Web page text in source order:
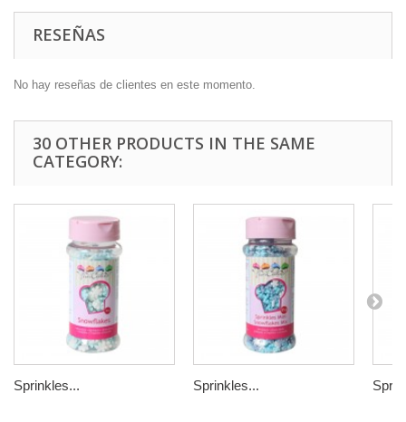
RESEÑAS
No hay reseñas de clientes en este momento.
30 OTHER PRODUCTS IN THE SAME
CATEGORY:
Sprinkles... Sprinkles...